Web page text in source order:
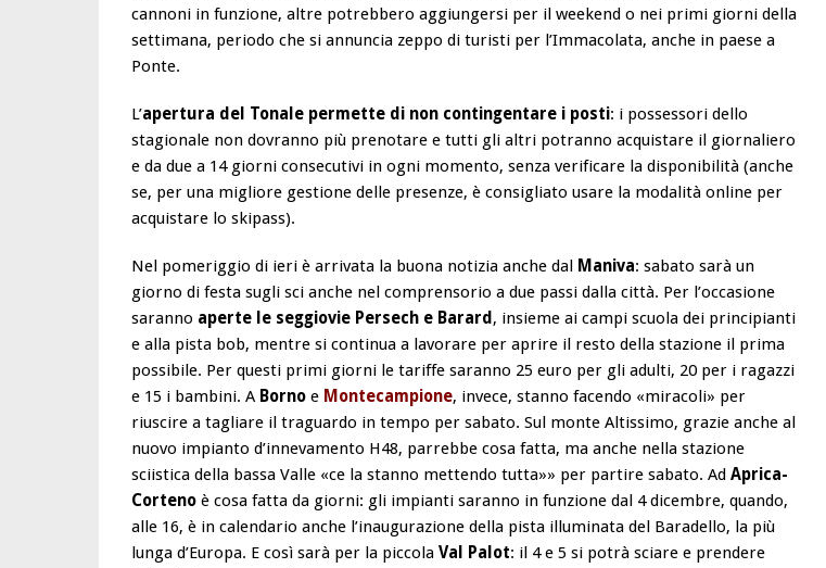
cannoni in funzione, altre potrebbero aggiungersi per il weekend o nei primi giorni della
settimana, periodo che si annuncia zeppo di turisti per l’Immacolata, anche in paese a
Ponte.
L’apertura del Tonale permette di non contingentare i posti: i possessori dello
stagionale non dovranno più prenotare e tutti gli altri potranno acquistare il giornaliero
e da due a 14 giorni consecutivi in ogni momento, senza verificare la disponibilità (anche
se, per una migliore gestione delle presenze, è consigliato usare la modalità online per
acquistare lo skipass).
Nel pomeriggio di ieri è arrivata la buona notizia anche dal Maniva: sabato sarà un
giorno di festa sugli sci anche nel comprensorio a due passi dalla città. Per l’occasione
saranno aperte le seggiovie Persech e Barard , insieme ai campi scuola dei principianti
e alla pista bob, mentre si continua a lavorare per aprire il resto della stazione il prima
possibile. Per questi primi giorni le tariffe saranno 25 euro per gli adulti, 20 per i ragazzi
e 15 i bambini. A Borno e Montecampione, invece, stanno facendo «miracoli» per
riuscire a tagliare il traguardo in tempo per sabato. Sul monte Altissimo, grazie anche al
nuovo impianto d’innevamento H48, parrebbe cosa fatta, ma anche nella stazione
sciistica della bassa Valle «ce la stanno mettendo tutta»» per partire sabato. Ad Aprica-
Corteno è cosa fatta da giorni: gli impianti saranno in funzione dal 4 dicembre, quando,
alle 16, è in calendario anche l’inaugurazione della pista illuminata del Baradello, la più
lunga d’Europa. E così sarà per la piccola Val Palot: il 4 e 5 si potrà sciare e prendere